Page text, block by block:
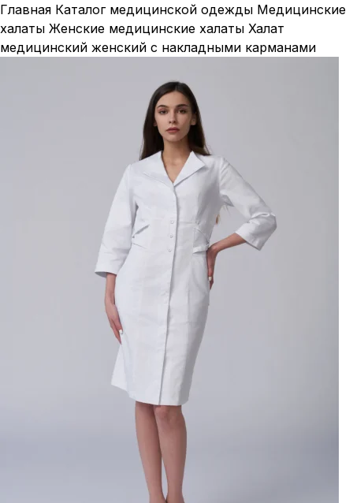
Главная Каталог медицинской одежды Медицинские
халаты Женские медицинские халаты Халат
медицинский женский с накладными карманами